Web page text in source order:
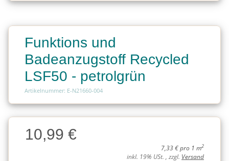
Funktions und
Badeanzugstoff Recycled
LSF50 - petrolgrün
Artikelnummer: E-N21660-004
Charge
Charge10,99 €
7,33 € pro 1 m2
inkl. 19% USt. , zzgl. Versand